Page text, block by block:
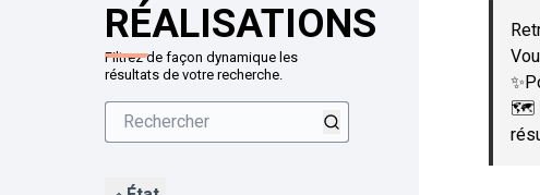
RÉALISATIONS
Filtrez de façon dynamique les
résultats de votre recherche.
🗺️